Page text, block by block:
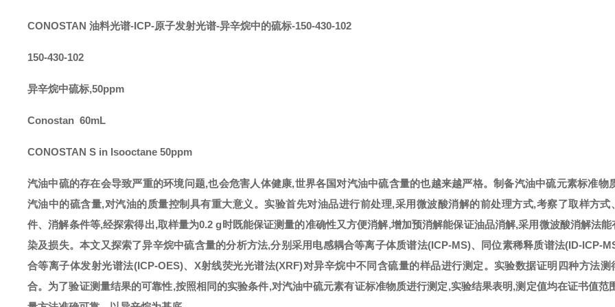
CONOSTAN 油料光谱-ICP-原子发射光谱-异辛烷中的硫标-150-430-102
150-430-102
异辛烷中硫标,50ppm
Conostan 60mL
CONOSTAN S in Isooctane 50ppm
汽油中硫的存在会导致严重的环境问题,也会危害人体健康,世界各国对汽油中硫含量的也越来越严格。制备汽油中硫元素标准物
汽油中的硫含量,对汽油的质量控制具有重大意义。实验首先对油品进行前处理,采用微波酸消解的前处理方式,考察了取样方式
件、消解条件等,经探索得出,取样量为0.2 g时既能保证测量的准确性又方便消解,增加预消解能保证油品消解,采用微波酸消解法能
染及损失。本文又探索了异辛烷中硫含量的分析方法,分别采用电感耦合等离子体质谱法(ICP-MS)、同位素稀释质谱法(ID-ICP-
合等离子体发射光谱法(ICP-OES)、X射线荧光光谱法(XRF)对异辛烷中不同含硫量的样品进行测定。实验数据证明四种方法测
合。为了验证测量结果的可靠性,按照相同的实验条件,对汽油中硫元素有证标准物质进行测定,实验结果表明,测定值均在证书值范